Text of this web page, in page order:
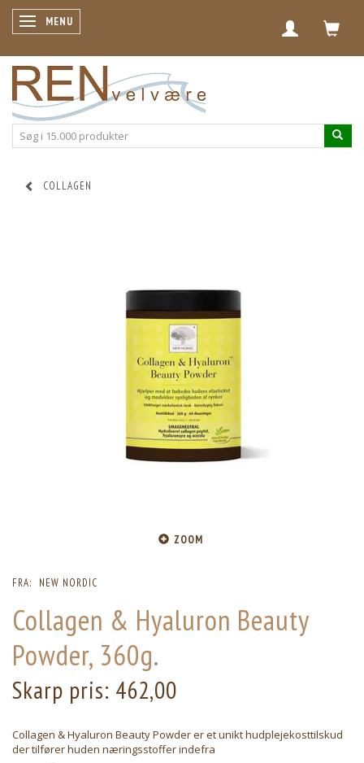
SKIFTE NAVIGATION
MENU
COLLAGEN
ZOOM
FRA: NEW NORDIC
Collagen & Hyaluron Beauty
Powder, 360g.
Skarp pris: 462,00
Collagen & Hyaluron Beauty Powder er et unikt hudplejekosttilskud
der tilfører huden næringsstoffer indefra